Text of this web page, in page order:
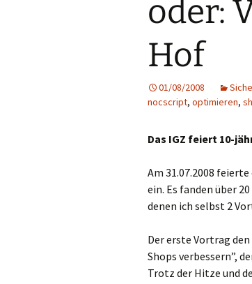
oder:
Hof
01/08/2008
nocscript, optimieren,
Das IGZ feiert 10-
Am 31.07.2008 feierte
ein. Es fanden über
denen ich selbst 2
Der erste Vortrag
Shops verbessern”,
Trotz der Hitze und